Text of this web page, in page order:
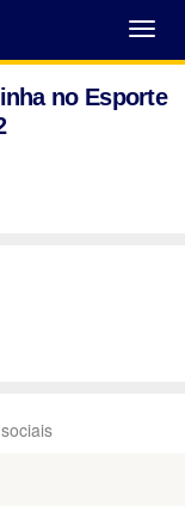
Abrir
Menu
no Esporte